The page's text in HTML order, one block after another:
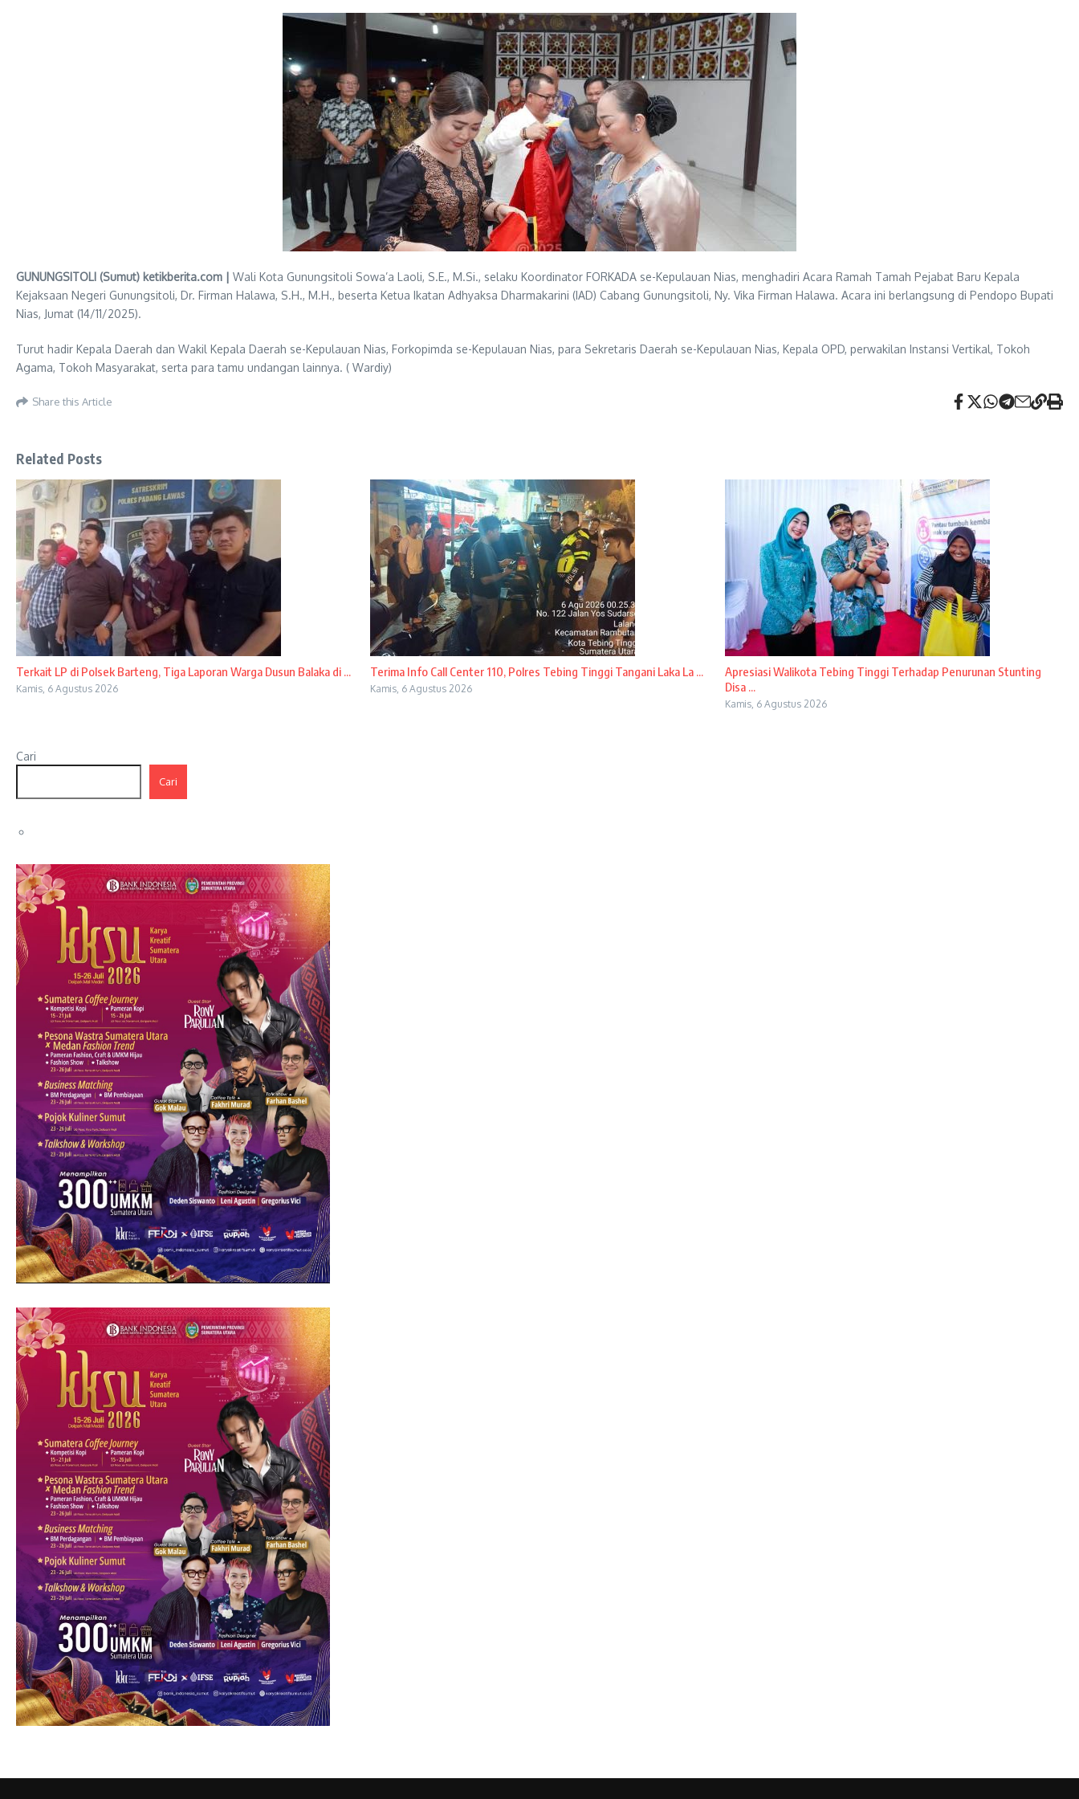
GUNUNGSITOLI (Sumut) ketikberita.com | Wali Kota Gunungsitoli Sowa’a Laoli, S.E., M.Si., selaku Koordinator FORKADA se-Kepulauan Nias, menghadiri Acara Ramah Tamah Pejabat Baru Kepala
Kejaksaan Negeri Gunungsitoli, Dr. Firman Halawa, S.H., M.H., beserta Ketua Ikatan Adhyaksa Dharmakarini (IAD) Cabang Gunungsitoli, Ny. Vika Firman Halawa. Acara ini berlangsung di Pendopo Bupati
Nias, Jumat (14/11/2025).
Turut hadir Kepala Daerah dan Wakil Kepala Daerah se-Kepulauan Nias, Forkopimda se-Kepulauan Nias, para Sekretaris Daerah se-Kepulauan Nias, Kepala OPD, perwakilan Instansi Vertikal, Tokoh
Agama, Tokoh Masyarakat, serta para tamu undangan lainnya. ( Wardiy)
Share this Article
Related Posts
Terkait LP di Polsek Barteng, Tiga Laporan Warga Dusun Balaka di ...
Kamis, 6 Agustus 2026
Terima Info Call Center 110, Polres Tebing Tinggi Tangani Laka La ...
Kamis, 6 Agustus 2026
Apresiasi Walikota Tebing Tinggi Terhadap Penurunan Stunting
Disa ...
Kamis, 6 Agustus 2026
Cari
Cari